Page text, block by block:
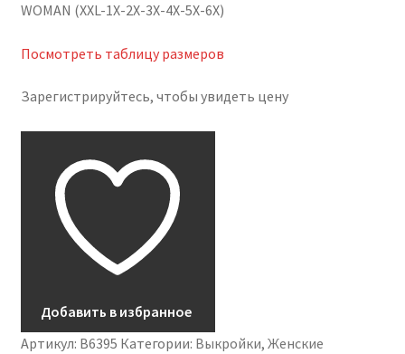
WOMAN (XXL-1X-2X-3X-4X-5X-6X)
Посмотреть таблицу размеров
Зарегистрируйтесь, чтобы увидеть цену
Добавить в избранное
Артикул: B6395 Категории: Выкройки, Женские